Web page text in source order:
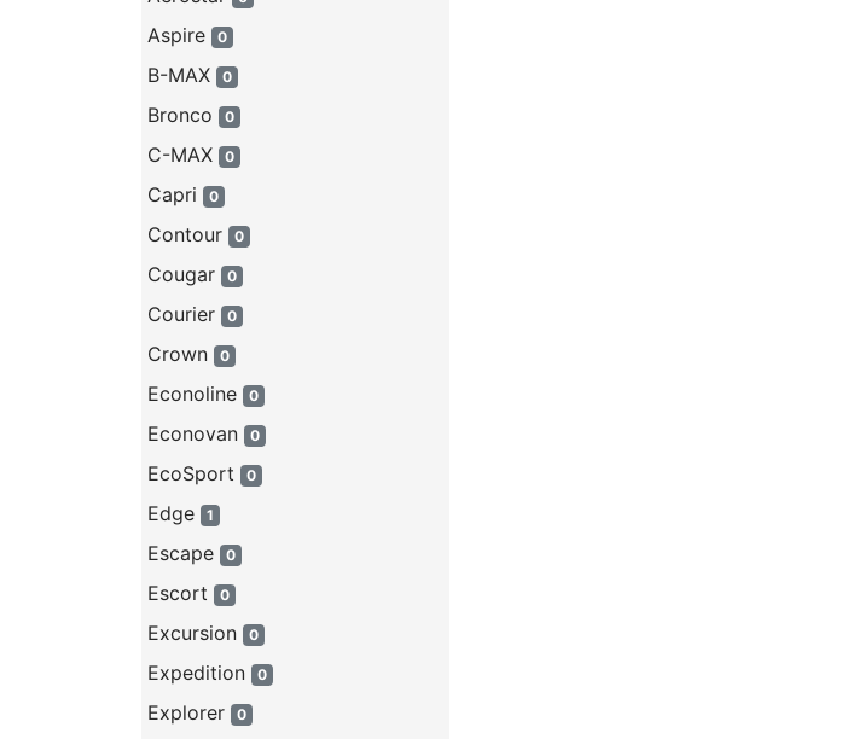
Aspire 0
B-MAX 0
Bronco 0
C-MAX 0
Capri 0
Contour 0
Cougar 0
Courier 0
Crown 0
Econoline 0
Econovan 0
EcoSport 0
Edge 1
Escape 0
Escort 0
Excursion 0
Expedition 0
Explorer 0